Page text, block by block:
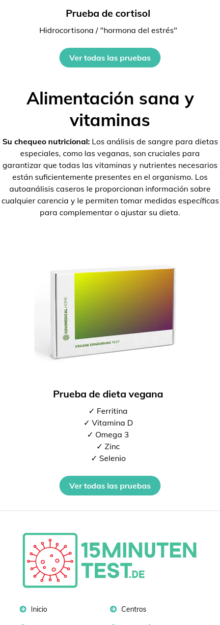
Prueba de cortisol
Hidrocortisona / "hormona del estrés"
Ver todas las pruebas
Alimentación sana y
vitaminas
Su chequeo nutricional:Los análisis de sangre para dietas
especiales, como las veganas, son cruciales para
garantizar que todas las vitaminas y nutrientes necesarios
están suficientemente presentes en el organismo. Los
autoanálisis caseros le proporcionan información sobre
cualquier carencia y le permiten tomar medidas específicas
para complementar o ajustar su dieta.
Prueba de dieta vegana
✓ Ferritina
✓ Vitamina D
✓ Omega 3
✓ Zinc
✓ Selenio
Ver todas las pruebas
Inicio Centros